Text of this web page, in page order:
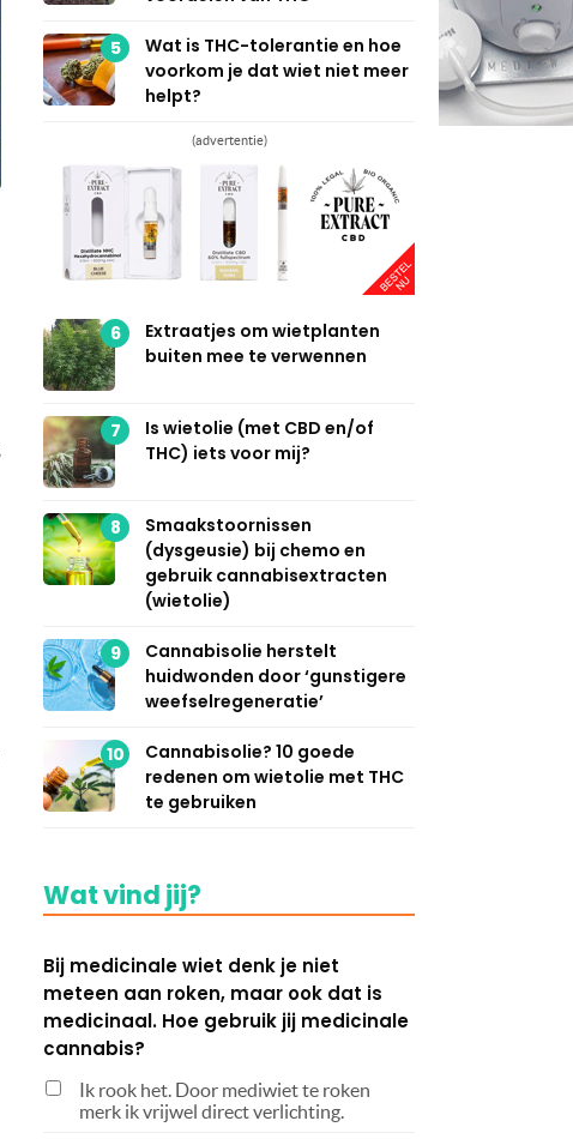
5
Wat is THC-tolerantie en hoe
voorkom je dat wiet niet meer
helpt?
(advertentie)
6
Extraatjes om wietplanten
buiten mee te verwennen
7
Is wietolie (met CBD en/of
THC) iets voor mij?
8
Smaakstoornissen
(dysgeusie) bij chemo en
gebruik cannabisextracten
(wietolie)
9
Cannabisolie herstelt
huidwonden door ‘gunstigere
weefselregeneratie’
10
Cannabisolie? 10 goede
redenen om wietolie met THC
te gebruiken
Wat vind jij?
Bij medicinale wiet denk je niet
meteen aan roken, maar ook dat is
medicinaal. Hoe gebruik jij medicinale
cannabis?
Ik rook het. Door mediwiet te roken
merk ik vrijwel direct verlichting.